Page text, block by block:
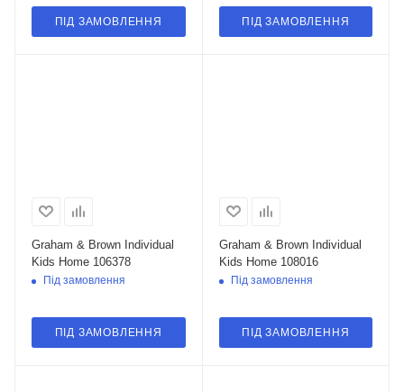
ПІД ЗАМОВЛЕННЯ ПІД ЗАМОВЛЕННЯ
Graham & Brown Individual
Kids Home 106378
Під замовлення
ПІД ЗАМОВЛЕННЯ
Graham & Brown Individual
Kids Home 108016
Під замовлення
ПІД ЗАМОВЛЕННЯ